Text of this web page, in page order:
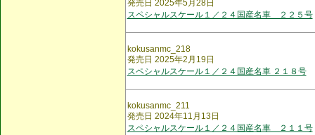
発売日 2025年5月28日
スペシャルスケール１／２４国産名車 ２２５号
kokusanmc_218
発売日 2025年2月19日
スペシャルスケール１／２４国産名車 ２１８号
kokusanmc_211
発売日 2024年11月13日
スペシャルスケール１／２４国産名車 ２１１号